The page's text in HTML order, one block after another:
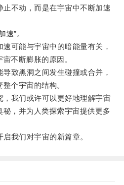
不动，而是在宇宙中不断加速
”。
可能与宇宙中的暗能量有关，
不断膨胀的原因。
致黑洞之间发生碰撞或合并，
个宇宙的结构。
我们或许可以更好地理解宇宙
，并为人类探索宇宙提供更多
我们对宇宙的新篇章。